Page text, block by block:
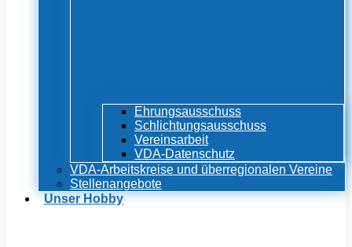
Ehrungsausschuss
Schlichtungsausschuss
Vereinsarbeit
VDA-Datenschutz
VDA-Arbeitskreise und überregionalen Vereine
Stellenangebote
Unser Hobby